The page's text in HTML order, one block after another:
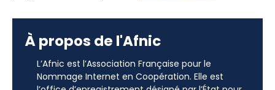
À propos de l'Afnic
L’Afnic est l’Association Française pour le
Nommage Internet en Coopération. Elle est